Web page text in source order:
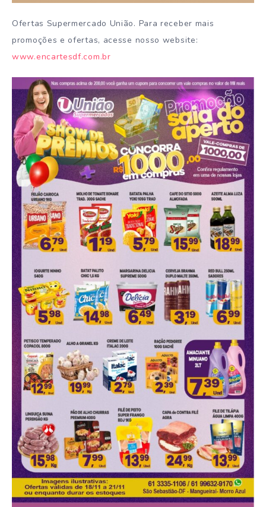
Ofertas Supermercado União. Para receber mais
promoções e ofertas, acesse nosso website:
www.encartesdf.com.br